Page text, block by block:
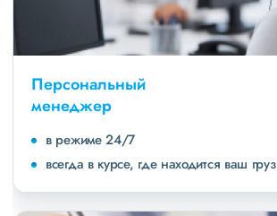
Персональный
менеджер
в режиме 24/7
всегда в курсе, где находится ваш груз